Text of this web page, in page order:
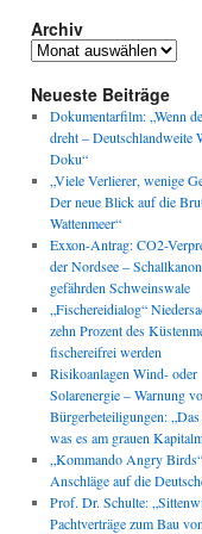
Archiv
Archiv
Neueste Beiträge
Dokumentarfilm: „Wenn
dreht – Deutschlandweite
Doku“
„Viele Verlierer, wenige
Der neue Blick auf die
Wattenmeer“
Exxon-Antrag: CO2-
der Nordsee –
gefährden Schweinswale
„Fischereidialog“
zehn Prozent des
fischereifrei werden
Risikoanlagen Wind- oder
Solarenergie – Warnung
Bürgerbeteiligungen:
was es am grauen
„Kommando Angry
Anschläge auf die
Prof. Dr. Schulte:
Pachtverträge zum Bau von